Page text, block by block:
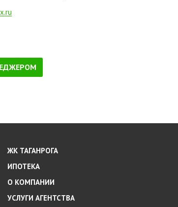
ЖК ТАГАНРОГА
ИПОТЕКА
О КОМПАНИИ
УСЛУГИ АГЕНТСТВА